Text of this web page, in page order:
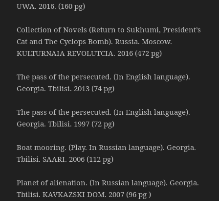
UWA. 2016. (160 pg)
Collection of Novels (Return to Sukhumi, President’s
Cat and The Cyclops Bomb). Russia. Moscow.
KULTURNAIA REVOLUTCIA. 2016 (472 pg)
The pass of the persecuted. (In English language).
Georgia. Tbilisi. 2013 (74 pg)
The pass of the persecuted. (In English language).
Georgia. Tbilisi. 1997 (72 pg)
Boat mooring. (Play. In Russian language). Georgia.
Tbilisi. SAARI. 2006 (112 pg)
Planet of alienation. (In Russian language). Georgia.
Tbilisi. KAVKAZSKI DOM. 2007 (96 pg )